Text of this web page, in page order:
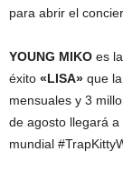
para abrir el
YOUNG MIKO es
éxito «LISA» que
mensuales y 3
de agosto llegará
mundial